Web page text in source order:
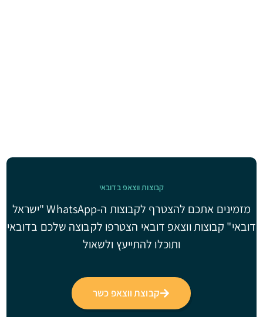
קבוצות ווצאפ בדובאי
מזמינים אתכם להצטרף לקבוצות ה-WhatsApp "ישראל
דובאי" קבוצות ווצאפ דובאי הצטרפו לקבוצה שלכם בדובאי
ותוכלו להתייעץ ולשאול
קבוצת ווצאפ כשר